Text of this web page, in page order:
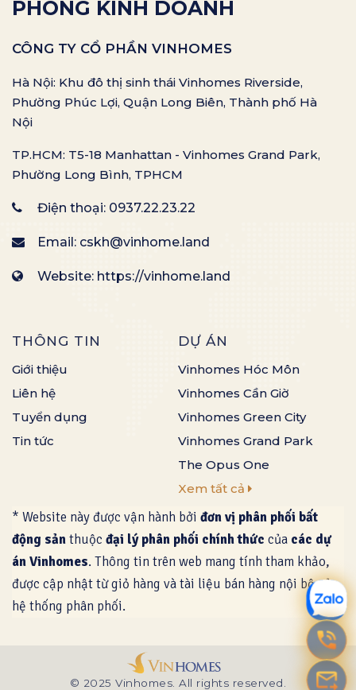
PHÒNG KINH DOANH
CÔNG TY CỔ PHẦN VINHOMES
Hà Nội: Khu đô thị sinh thái Vinhomes Riverside,
Phường Phúc Lợi, Quận Long Biên, Thành phố Hà
Nội
TP.HCM: T5-18 Manhattan - Vinhomes Grand Park,
Phường Long Bình, TPHCM
Điện thoại: 0937.22.23.22
Email: cskh@vinhome.land
Website: https://vinhome.land
THÔNG TIN
Giới thiệu
Liên hệ
Tuyển dụng
Tin tức
DỰ ÁN
Vinhomes Hóc Môn
Vinhomes Cần Giờ
Vinhomes Green City
Vinhomes Grand Park
The Opus One
Xem tất cả
* Website này được vận hành bởi đơn vị phân phối bất
động sảnthuộc đại lý phân phối chính thức của các dự
án Vinhomes. Thông tin trên web mang tính tham khảo,
được cập nhật từ giỏ hàng và tài liệu bán hàng nội bộ của
hệ thống phân phối.
© 2025Vinhomes. All rights reserved.